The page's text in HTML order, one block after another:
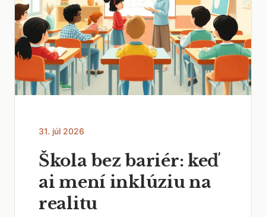
31. júl 2026
Škola bez bariér: keď
ai mení inklúziu na
realitu